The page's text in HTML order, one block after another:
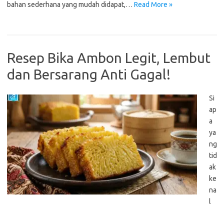
bahan sederhana yang mudah didapat,… Read More »
Resep Bika Ambon Legit, Lembut
dan Bersarang Anti Gagal!
Si
ap
a
ya
ng
tid
ak
ke
na
l